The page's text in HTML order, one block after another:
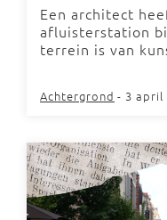
Een architect
afluisterstation
terrein is van
Achtergrond - 3 april